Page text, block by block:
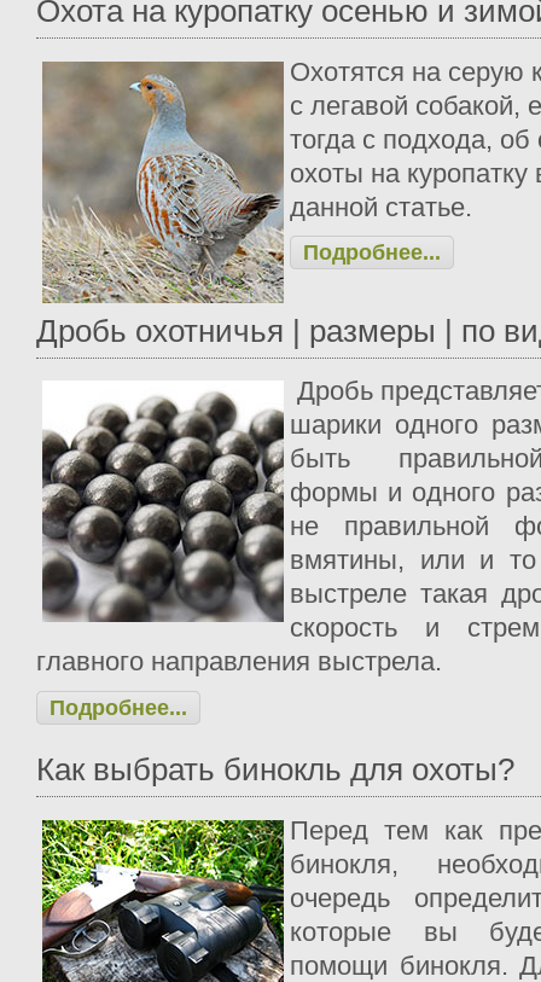
Охота на куропатку осенью и
Охотятся на серую
с легавой собакой,
тогда с подхода, об
охоты на куропатку
данной статье.
Подробнее...
Дробь охотничья | размеры | по
Дробь
шарики одного
быть
формы и одного
не правильной
вмятины, или и
выстреле такая
скорость и
главного направления выстрела.
Подробнее...
Как выбрать бинокль для охоты?
Перед тем как
бинокля,
очередь
которые вы
помощи бинокля.